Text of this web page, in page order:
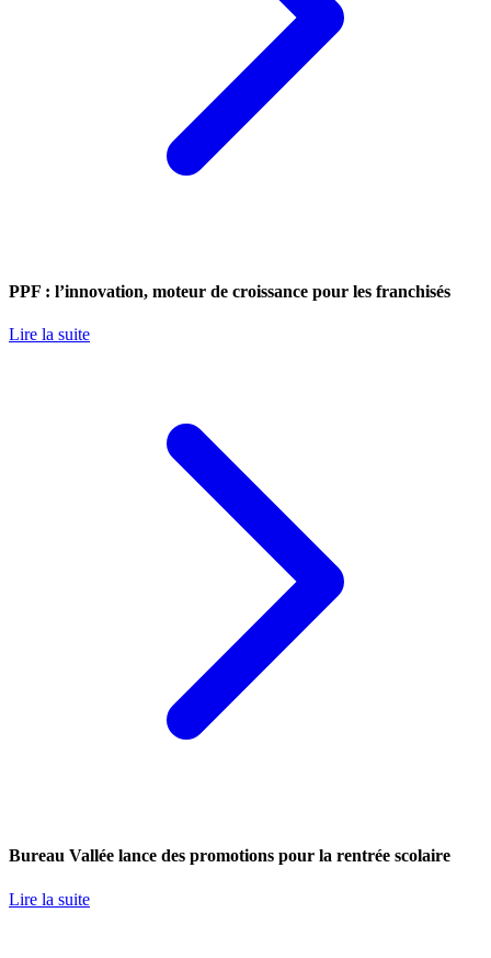
PPF : l’innovation, moteur de croissance pour les franchisés
Lire la suite
Bureau Vallée lance des promotions pour la rentrée scolaire
Lire la suite